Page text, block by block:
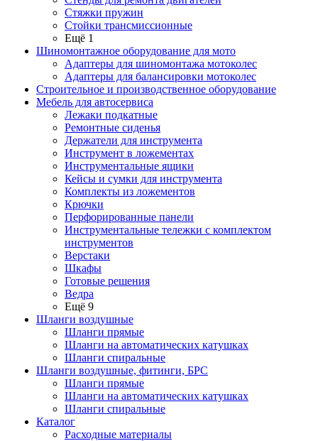
Стяжки пружин
Стойки трансмиссионные
Ещё 1
Шиномонтажное оборудование для мото
Адаптеры для шиномонтажа мотоколес
Адаптеры для балансировки мотоколес
Строительное и производственное оборудование
Мебель для автосервиса
Лежаки подкатные
Ремонтные сиденья
Держатели для инструмента
Инструмент в ложементах
Инструментальные ящики
Кейсы и сумки для инструмента
Комплекты из ложементов
Крючки
Перфорированные панели
Инструментальные тележки с комплектом
инструментов
Верстаки
Шкафы
Готовые решения
Ведра
Ещё 9
Шланги воздушные
Шланги прямые
Шланги на автоматических катушках
Шланги спиральные
Шланги воздушные, фитинги, БРС
Шланги прямые
Шланги на автоматических катушках
Шланги спиральные
Каталог
Расходные материалы